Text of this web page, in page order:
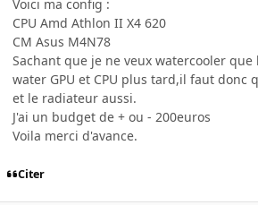
Voici ma config :
CPU Amd Athlon II X4 620
CM Asus M4N78
Sachant que je ne veux watercooler que
water GPU et CPU plus tard,il faut donc
et le radiateur aussi.
J'ai un budget de + ou - 200euros
Voila merci d'avance.
Citer